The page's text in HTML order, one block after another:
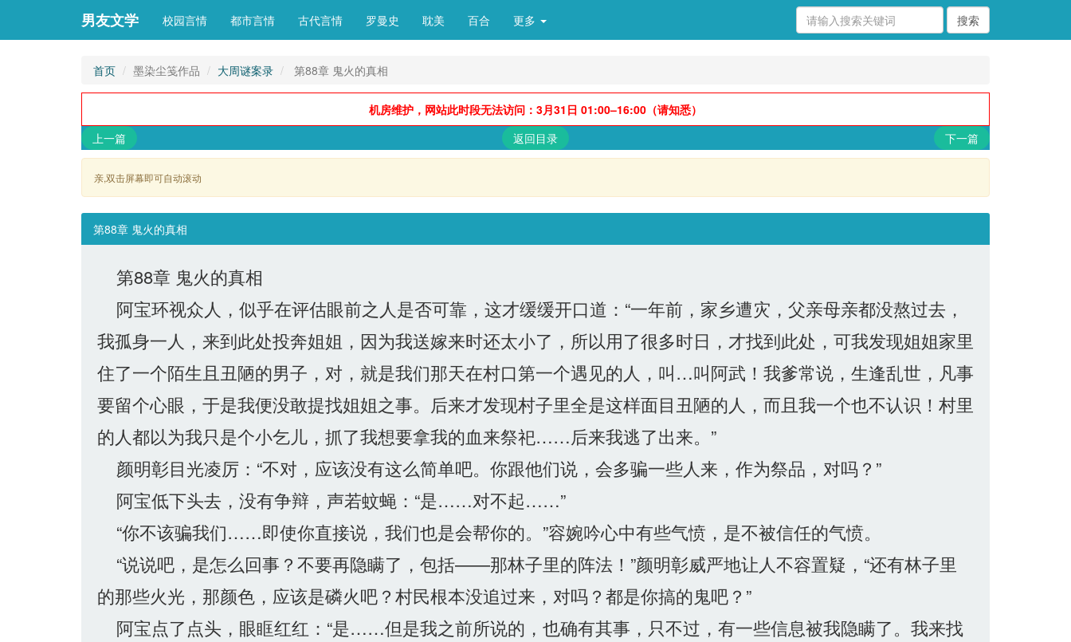
男友文学 校园言情 都市言情 古代言情 罗曼史 耽美 百合 更多
首页 墨染尘笺作品 大周谜案录 第88章 鬼火的真相
机房维护，网站此时段无法访问：3月31日 01:00–16:00（请知悉）
上一篇
返回目录 下一篇
亲,双击屏幕即可自动滚动
第88章 鬼火的真相
第88章 鬼火的真相
阿宝环视众人，似乎在评估眼前之人是否可靠，这才缓缓开口道：“一年前，家乡遭灾，父亲母亲都没熬过去，
我孤身一人，来到此处投奔姐姐，因为我送嫁来时还太小了，所以用了很多时日，才找到此处，可我发现姐姐家里
住了一个陌生且丑陋的男子，对，就是我们那天在村口第一个遇见的人，叫…叫阿武！我爹常说，生逢乱世，凡事
要留个心眼，于是我便没敢提找姐姐之事。后来才发现村子里全是这样面目丑陋的人，而且我一个也不认识！村里
的人都以为我只是个小乞儿，抓了我想要拿我的血来祭祀……后来我逃了出来。”
颜明彰目光凌厉：“不对，应该没有这么简单吧。你跟他们说，会多骗一些人来，作为祭品，对吗？”
阿宝低下头去，没有争辩，声若蚊蝇：“是……对不起……”
“你不该骗我们……即使你直接说，我们也是会帮你的。”容婉吟心中有些气愤，是不被信任的气愤。
“说说吧，是怎么回事？不要再隐瞒了，包括——那林子里的阵法！”颜明彰威严地让人不容置疑，“还有林子里
的那些火光，那颜色，应该是磷火吧？村民根本没追过来，对吗？都是你搞的鬼吧？”
阿宝点了点头，眼眶红红：“是……但是我之前所说的，也确有其事，只不过，有一些信息被我隐瞒了。我来找